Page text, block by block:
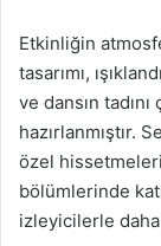
Etkinliğin
tasarımı,
ve dansın
hazırlanmıştır.
özel
bölümlerinde
izleyicilerle daha